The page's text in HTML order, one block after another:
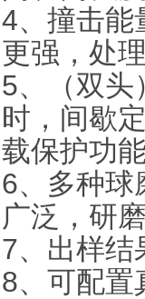
4、撞击能
更强，处
5、（双头
时，间歇
载保护功
6、多种球
广泛，研
7、出样结
8、可配置